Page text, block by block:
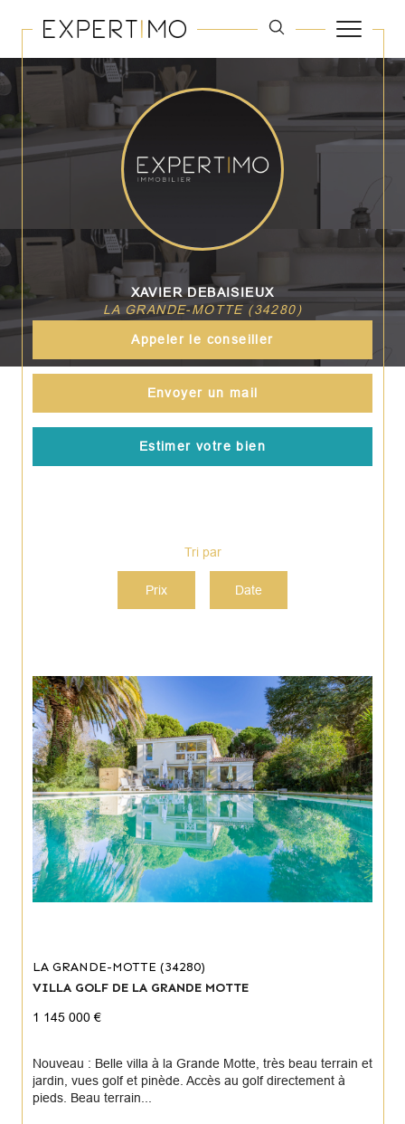
XAVIER DEBAISIEUX
LA GRANDE-MOTTE (34280)
Appeler le conseiller
Envoyer un mail
Estimer votre bien
Tri par
Prix Date
LA GRANDE-MOTTE (34280)
VILLA GOLF DE LA GRANDE MOTTE
1 145 000 €
Nouveau : Belle villa à la Grande Motte, très beau terrain et
jardin, vues golf et pinède. Accès au golf directement à
pieds. Beau terrain...